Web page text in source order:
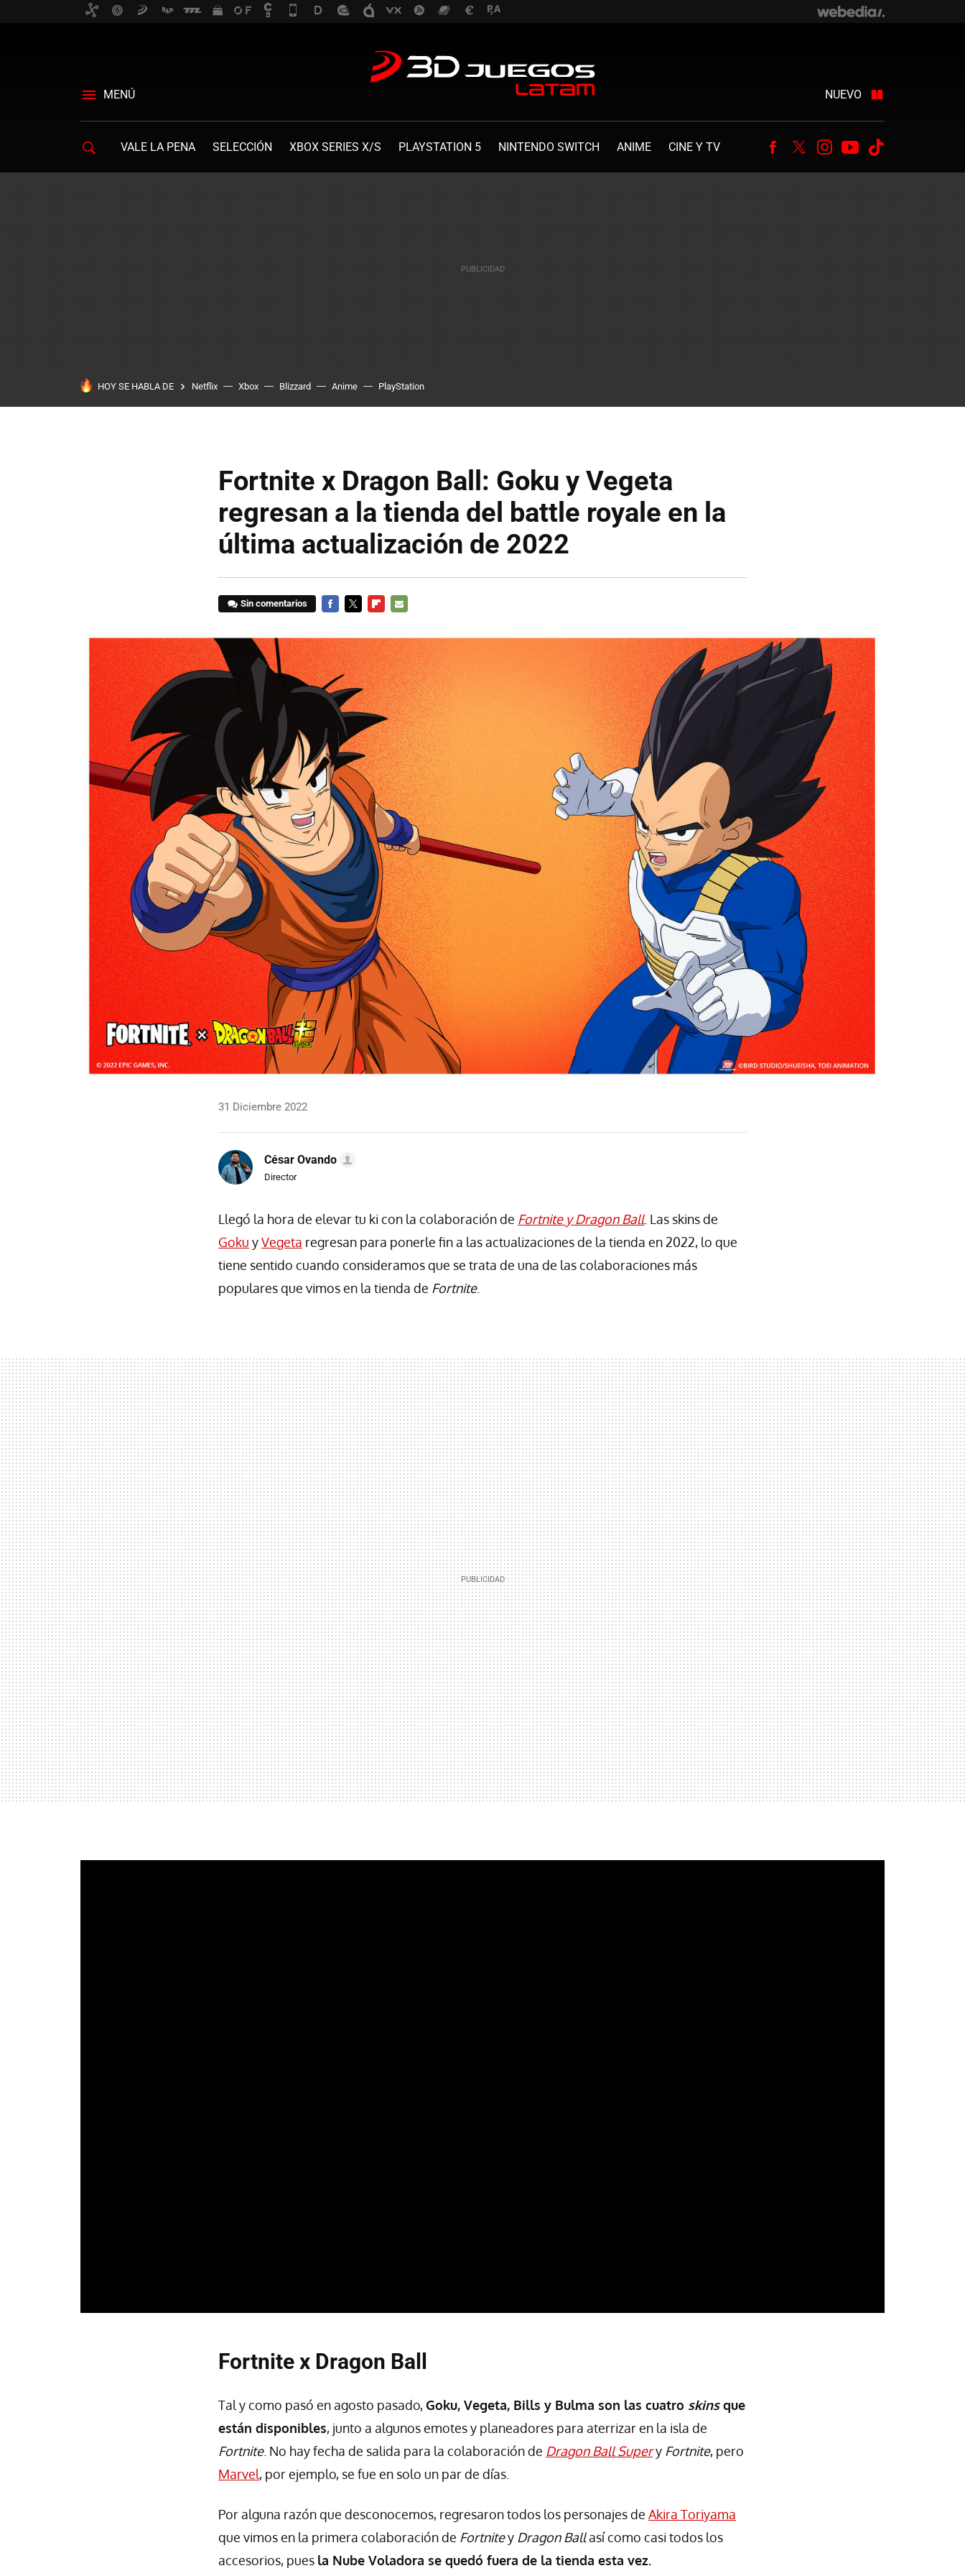
MENÚ NUEVO
VALE LA PENA SELECCIÓN XBOX SERIES X/S PLAYSTATION 5 NINTENDO SWITCH ANIME CINE Y TV Facebook
TwitterInstagram
Youtube
HOY SE HABLA DE Netflix Xbox Blizzard Anime PlayStation
Fortnite x Dragon Ball: Goku y Vegeta
regresan a la tienda del battle royale en la
última actualización de 2022
Sin comentarios
MAIL
31 Diciembre 2022
César Ovando
Director
Llegó la hora de elevar tu ki con la colaboración de Fortnite y Dragon Ball. Las skins de
Goku yVegeta regresan para ponerle fin a las actualizaciones de la tienda en 2022, lo que
tiene sentido cuando consideramos que se trata de una de las colaboraciones más
populares que vimos en la tienda de Fortnite.
Fortnite x Dragon Ball
Tal y como pasó en agosto pasado,Goku, Vegeta, Bills y Bulma son las cuatro skinsque
están disponibles, junto a algunos emotes y planeadores para aterrizar en la isla de
Fortnite. No hay fecha de salida para la colaboración de Dragon Ball Supery Fortnite, pero
Marvel, por ejemplo, se fue en solo un par de días.
Por alguna razón que desconocemos, regresaron todos los personajes de Akira Toriyama
que vimos en la primera colaboración de Fortnitey Dragon Ballasí como casi todos los
accesorios, pues la Nube Voladora se quedó fuera de la tienda esta vez.